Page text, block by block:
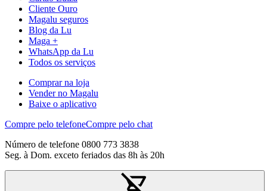
Cliente Ouro
Magalu seguros
Blog da Lu
Maga +
WhatsApp da Lu
Todos os serviços
Comprar na loja
Vender no Magalu
Baixe o aplicativo
Compre pelo telefoneCompre pelo chat
Número de telefone 0800 773 3838
Seg. à Dom. exceto feriados das 8h às 20h